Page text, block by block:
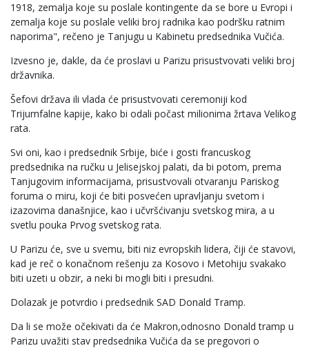
1918, zemalja koje su poslale kontingente da se bore u Evropi i
zemalja koje su poslale veliki broj radnika kao podršku ratnim
naporima", rečeno je Tanjugu u Kabinetu predsednika Vučića.
Izvesno je, dakle, da će proslavi u Parizu prisustvovati veliki broj
državnika.
Šefovi država ili vlada će prisustvovati ceremoniji kod
Trijumfalne kapije, kako bi odali počast milionima žrtava Velikog
rata.
Svi oni, kao i predsednik Srbije, biće i gosti francuskog
predsednika na ručku u Jelisejskoj palati, da bi potom, prema
Tanjugovim informacijama, prisustvovali otvaranju Pariskog
foruma o miru, koji će biti posvećen upravljanju svetom i
izazovima današnjice, kao i učvršćivanju svetskog mira, a u
svetlu pouka Prvog svetskog rata.
U Parizu će, sve u svemu, biti niz evropskih lidera, čiji će stavovi,
kad je reč o konačnom rešenju za Kosovo i Metohiju svakako
biti uzeti u obzir, a neki bi mogli biti i presudni.
Dolazak je potvrdio i predsednik SAD Donald Tramp.
Da li se može očekivati da će Makron,odnosno Donald tramp u
Parizu uvažiti stav predsednika Vučića da se pregovori o